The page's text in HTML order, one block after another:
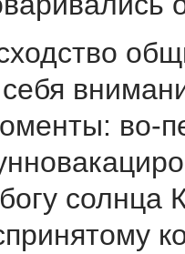
во-
солнца